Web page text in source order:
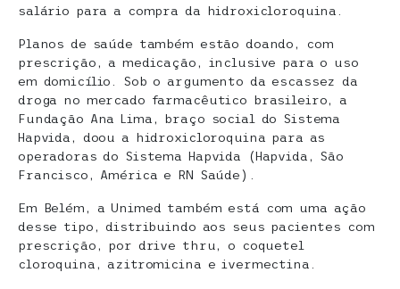
salário para a compra da hidroxicloroquina.
Planos de saúde também estão doando, com
prescrição, a medicação, inclusive para o uso
em domicílio. Sob o argumento da escassez da
droga no mercado farmacêutico brasileiro, a
Fundação Ana Lima, braço social do Sistema
Hapvida, doou a hidroxicloroquina para as
operadoras do Sistema Hapvida (Hapvida, São
Francisco, América e RN Saúde).
Em Belém, a Unimed também está com uma ação
desse tipo, distribuindo aos seus pacientes com
prescrição, por drive thru, o coquetel
cloroquina, azitromicina e ivermectina.